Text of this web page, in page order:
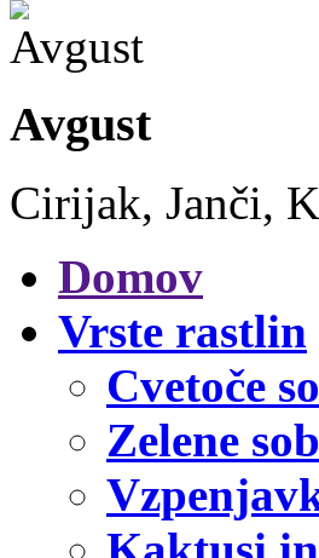
Avgust
Cirijak, Janči,
Domov
Vrste rastlin
Cvetoče
Zelene